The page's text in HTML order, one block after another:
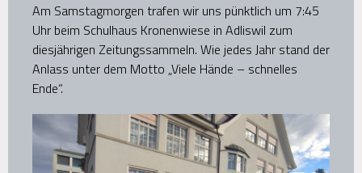
Am Samstagmorgen trafen wir uns pünktlich um 7:45
Uhr beim Schulhaus Kronenwiese in Adliswil zum
diesjährigen Zeitungssammeln. Wie jedes Jahr stand der
Anlass unter dem Motto „Viele Hände – schnelles
Ende“.